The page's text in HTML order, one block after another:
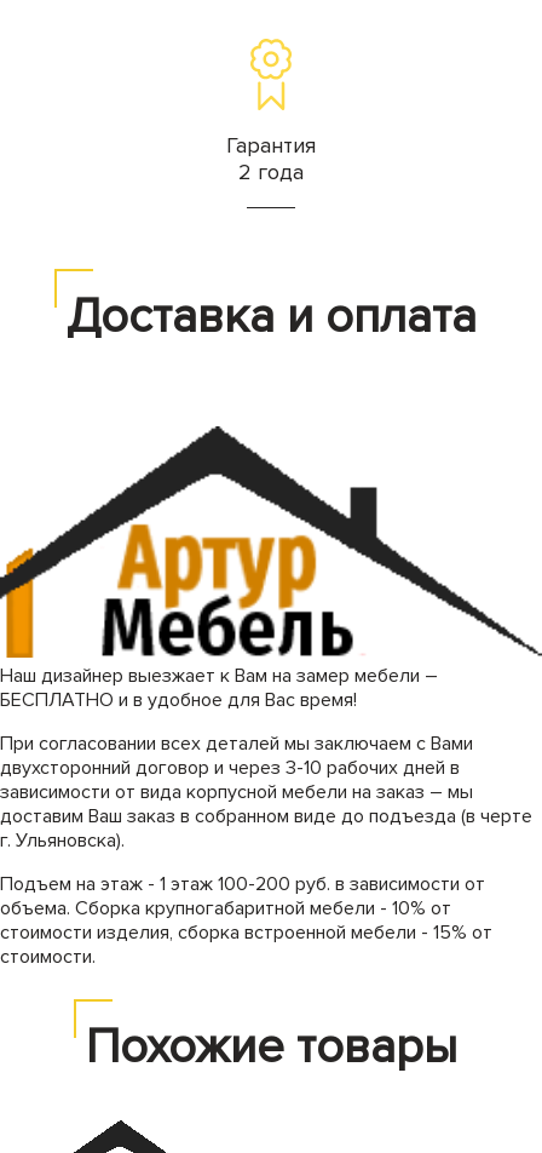
Гарантия
2 года
Доставка и оплата
Наш дизайнер выезжает к Вам на замер мебели –
БЕСПЛАТНО и в удобное для Вас время!
При согласовании всех деталей мы заключаем с Вами
двухсторонний договор и через 3-10 рабочих дней в
зависимости от вида корпусной мебели на заказ – мы
доставим Ваш заказ в собранном виде до подъезда (в черте
г. Ульяновска).
Подъем на этаж - 1 этаж 100-200 руб. в зависимости от
объема. Сборка крупногабаритной мебели - 10% от
стоимости изделия, сборка встроенной мебели - 15% от
стоимости.
Похожие товары